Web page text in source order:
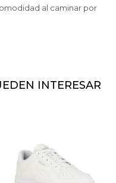
al caminar por
INTERESAR